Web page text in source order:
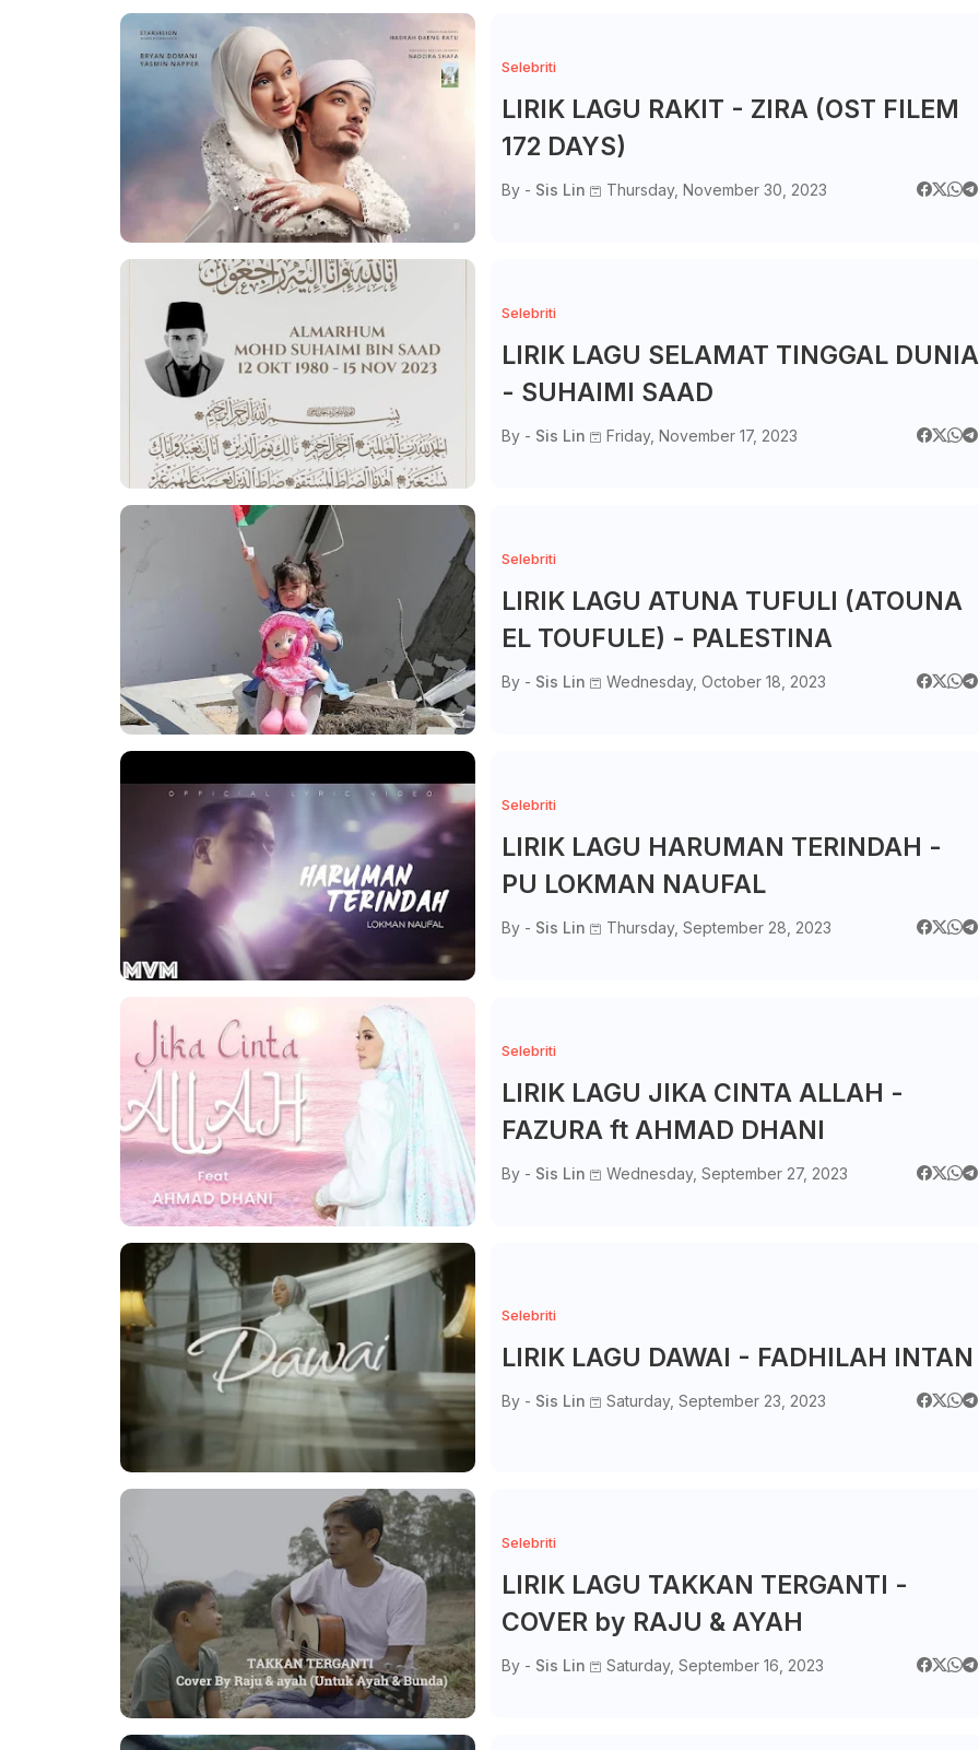
Selebriti
LIRIK LAGU RAKIT - ZIRA (OST FILEM
172 DAYS)
By - Sis Lin Thursday, November 30, 2023
Selebriti
LIRIK LAGU SELAMAT TINGGAL DUNIA
- SUHAIMI SAAD
By - Sis Lin Friday, November 17, 2023
Selebriti
LIRIK LAGU ATUNA TUFULI (ATOUNA
EL TOUFULE) - PALESTINA
By - Sis Lin Wednesday, October 18, 2023
Selebriti
LIRIK LAGU HARUMAN TERINDAH -
PU LOKMAN NAUFAL
By - Sis Lin Thursday, September 28, 2023
Selebriti
LIRIK LAGU JIKA CINTA ALLAH -
FAZURA ft AHMAD DHANI
By - Sis Lin Wednesday, September 27, 2023
Selebriti
LIRIK LAGU DAWAI - FADHILAH INTAN
By - Sis Lin Saturday, September 23, 2023
Selebriti
LIRIK LAGU TAKKAN TERGANTI -
COVER by RAJU & AYAH
By - Sis Lin Saturday, September 16, 2023